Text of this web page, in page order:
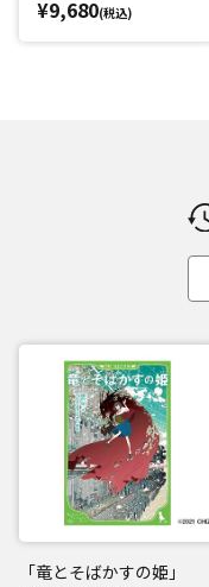
¥9,680(税込)
「竜とそばかすの姫」